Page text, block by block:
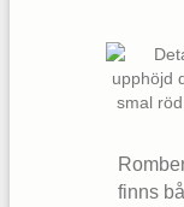
finns